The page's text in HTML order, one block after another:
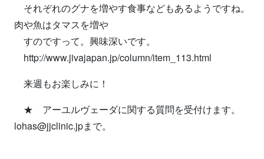
それぞれのグナを増やす食事などもあるようですね。
肉や魚はタマスを増や
すのですって。興味深いです。
http://www.jivajapan.jp/column/item_113.html
来週もお楽しみに！
★ アーユルヴェーダに関する質問を受付けます。
lohas@jjclinic.jpまで。